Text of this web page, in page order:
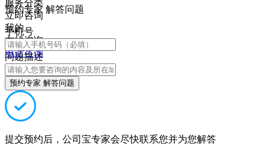
服务分类
立即咨询
我的
在线咨询
电话咨询
预约专家 解答问题
手机号
问题描述
预约专家 解答问题
提交预约后，公司宝专家会尽快联系您并为您解答